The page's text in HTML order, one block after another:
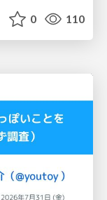
0 110